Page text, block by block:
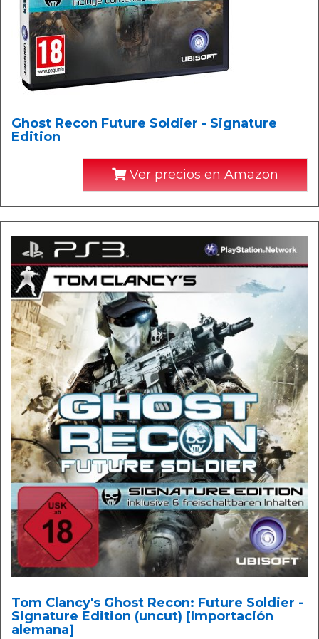
Ghost Recon Future Soldier - Signature
Edition
Ver precios en Amazon
Tom Clancy's Ghost Recon: Future Soldier -
Signature Edition (uncut) [Importación
alemana]